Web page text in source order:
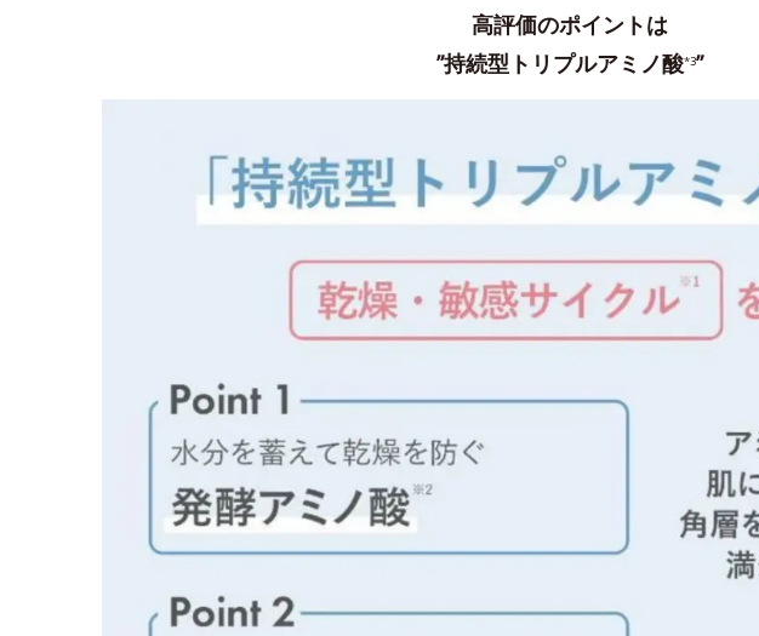
高評価のポイントは
”持続型トリプルアミノ酸*3”